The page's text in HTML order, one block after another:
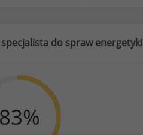
do spraw energetyki
83%